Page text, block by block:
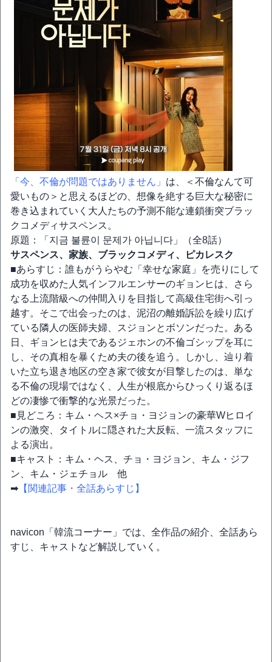
「今、不倫が問題ではありません」 は、＜不倫なんて可
愛いもの＞と思えるほどの、想像を絶する巨大な秘密に
巻き込まれていく大人たちの予測不能な連鎖衝突ブラッ
クコメディサスペンス。
原題：「지금 불륜이 문제가 아닙니다」（全8話）
サスペンス、家族、ブラックコメディ、ピカレスク
■あらすじ：誰もがうらやむ「幸せな家庭」を売りにして
成功を収めた人気インフルエンサーのギョンヒは、さら
なる上流階級への仲間入りを目指して高級住宅街へ引っ
越す。そこで出会ったのは、泥沼の離婚訴訟を繰り広げ
ている隣人の医師夫婦、スジョンとボソンだった。ある
日、ギョンヒは夫であるジェホンの不倫ゴシップを耳に
し、その真相を暴くため夫の後を追う。しかし、辿り着
いた立ち退き地区の空き家で彼女が目撃したのは、単な
る不倫の現場ではなく、人生が根底からひっくり返るほ
どの凄惨で衝撃的な光景だった。
■見どころ：キム・ヘス×チョ・ヨジョンの豪華Wヒロイ
ンの激突、タイトルに隠された大反転、一流スタッフに
よる演出。
■キャスト：キム・ヘス、チョ・ヨジョン、キム・ジフ
ン、キム・ジェチョル 他
➡ 【関連記事・全話あらすじ】
navicon「韓流コーナー」では、全作品の紹介、全話あら
すじ、キャストなど解説していく。